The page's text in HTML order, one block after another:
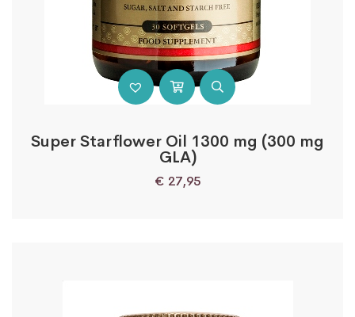
Super Starflower Oil 1300 mg (300 mg
GLA)
€ 27,95